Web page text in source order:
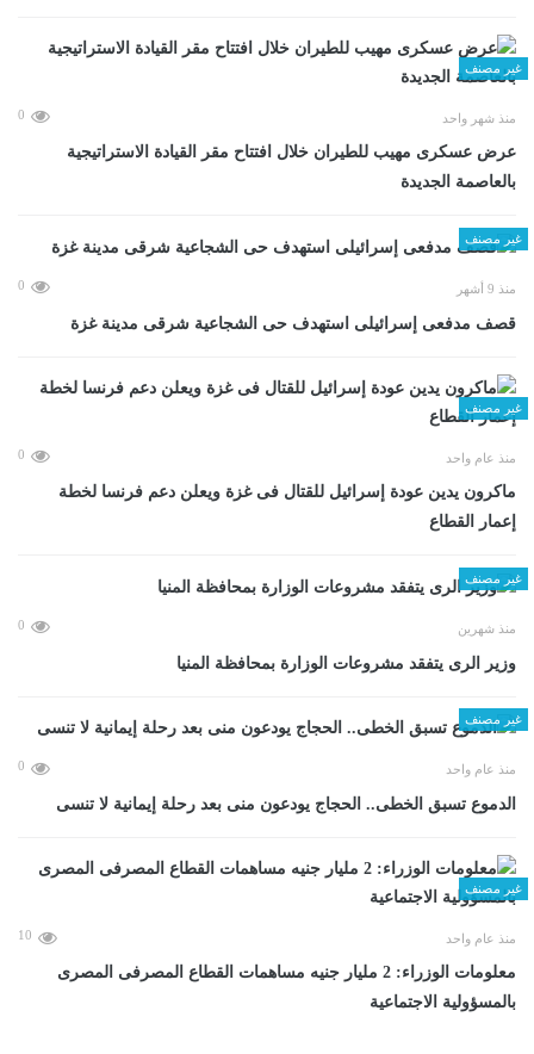
غير مصنف
منذ شهر واحد 0
عرض عسكرى مهيب للطيران خلال افتتاح مقر القيادة الاستراتيجية
بالعاصمة الجديدة
غير مصنف
منذ 9 أشهر 0
قصف مدفعى إسرائيلى استهدف حى الشجاعية شرقى مدينة غزة
غير مصنف
منذ عام واحد 0
ماكرون يدين عودة إسرائيل للقتال فى غزة ويعلن دعم فرنسا لخطة
إعمار القطاع
غير مصنف
منذ شهرين 0
وزير الرى يتفقد مشروعات الوزارة بمحافظة المنيا
غير مصنف
منذ عام واحد 0
الدموع تسبق الخطى.. الحجاج يودعون منى بعد رحلة إيمانية لا تنسى
غير مصنف
منذ عام واحد 10
معلومات الوزراء: 2 مليار جنيه مساهمات القطاع المصرفى المصرى
بالمسؤولية الاجتماعية